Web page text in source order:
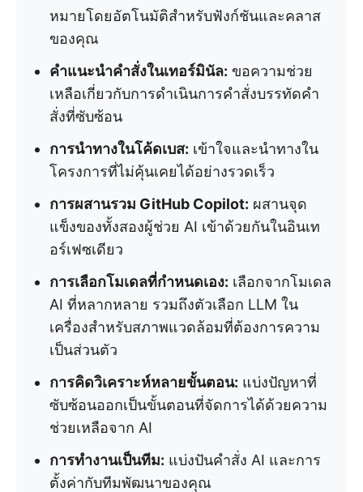
หมายโดยอัตโนมัติสำหรับฟังก์ชันและคลาส
ของคุณ
คำแนะนำคำสั่งในเทอร์มินัล: ขอความช่วย
เหลือเกี่ยวกับการดำเนินการคำสั่งบรรทัดคำ
สั่งที่ซับซ้อน
การนำทางในโค้ดเบส: เข้าใจและนำทางใน
โครงการที่ไม่คุ้นเคยได้อย่างรวดเร็ว
การผสานรวม GitHub Copilot: ผสานจุด
แข็งของทั้งสองผู้ช่วย AI เข้าด้วยกันในอินเท
อร์เฟซเดียว
การเลือกโมเดลที่กำหนดเอง: เลือกจากโมเดล
AI ที่หลากหลาย รวมถึงตัวเลือก LLM ใน
เครื่องสำหรับสภาพแวดล้อมที่ต้องการความ
เป็นส่วนตัว
การคิดวิเคราะห์หลายขั้นตอน: แบ่งปัญหาที่
ซับซ้อนออกเป็นขั้นตอนที่จัดการได้ด้วยความ
ช่วยเหลือจาก AI
การทำงานเป็นทีม: แบ่งปันคำสั่ง AI และการ
ตั้งค่ากับทีมพัฒนาของคุณ